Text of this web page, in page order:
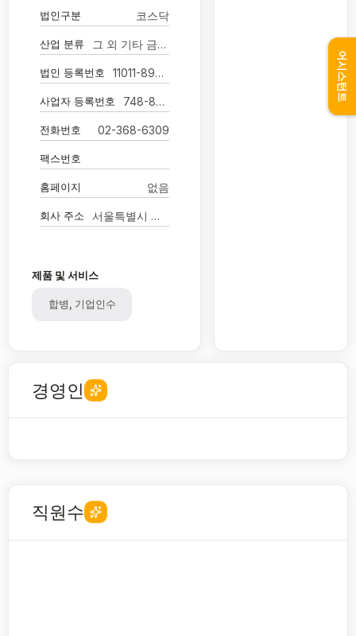
법인구분 코스닥
산업 분류 그 외 기타 금융 지원 서비스업
법인 등록번호 11011-8984505
사업자 등록번호 748-88-03280
전화번호 02-368-6309
팩스번호
홈페이지 없음
회사 주소 서울특별시 영등포구 국제금융로 24
제품 및 서비스
합병, 기업인수
경영인
직원수
어시스턴트